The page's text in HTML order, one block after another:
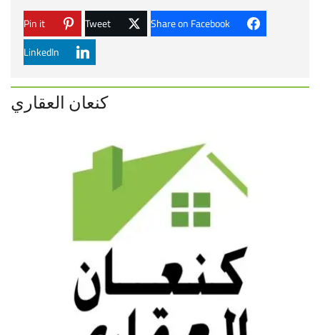
Share on Facebook
Tweet
Pin it
LinkedIn
كنعان العقاري